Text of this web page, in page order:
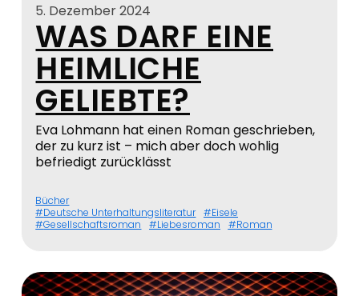
5. Dezember 2024
WAS DARF EINE
HEIMLICHE
GELIEBTE?
Eva Lohmann hat einen Roman geschrieben,
der zu kurz ist – mich aber doch wohlig
befriedigt zurücklässt
Bücher
Deutsche Unterhaltungsliteratur
Eisele
Gesellschaftsroman
Liebesroman Roman